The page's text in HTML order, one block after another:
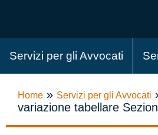
Servizi per gli Avvocati
Home » Servizi per gli Avvocati
variazione tabellare